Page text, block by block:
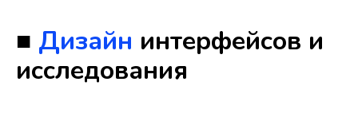
■ Дизайн интерфейсов и
исследования